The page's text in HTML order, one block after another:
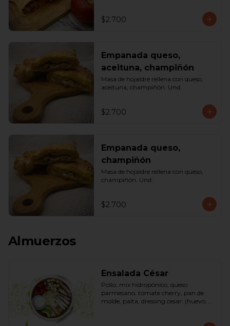
$2.700
Empanada queso,
aceituna, champiñón
Masa de hojaldre rellena con queso,
aceituna, champiñón. Und.
$2.700
Empanada queso,
champiñón
Masa de hojaldre rellena con queso,
champiñón. Und.
$2.700
Almuerzos
Ensalada César
Pollo, mix hidropónico, queso
parmesano, tomate cherry, pan de
molde, palta, dressing cesar: (huevo,